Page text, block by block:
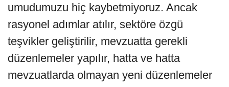
umudumuzu hiç kaybetmiyoruz. Ancak
rasyonel adımlar atılır, sektöre özgü
teşvikler geliştirilir, mevzuatta gerekli
düzenlemeler yapılır, hatta ve hatta
mevzuatlarda olmayan yeni düzenlemeler